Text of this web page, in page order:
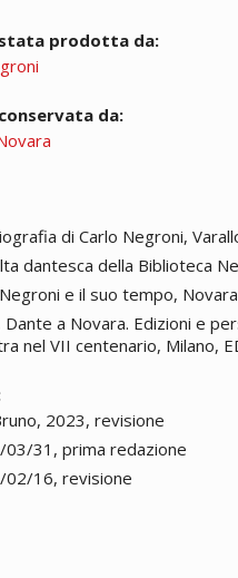
stata prodotta da:
da:
di Carlo Negroni,
dantesca della Biblioteca
e il suo tempo,
Dante a Novara. Edizioni e
nel VII centenario, Milano,
2023, revisione
03/31, prima redazione
02/16, revisione